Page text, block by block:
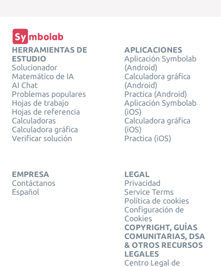
HERRAMIENTAS DE
ESTUDIO
Solucionador
Matemático de IA
AI Chat
Problemas populares
Hojas de trabajo
Hojas de referencia
Calculadoras
Calculadora gráfica
Verificar solución
APLICACIONES
Aplicación Symbolab
(Android)
Calculadora gráfica
(Android)
Practica (Android)
Aplicación Symbolab
(iOS)
Calculadora gráfica
(iOS)
Practica (iOS)
EMPRESA
Contáctanos
Español
LEGAL
Privacidad
Service Terms
Política de cookies
Configuración de
Cookies
COPYRIGHT, GUÍAS
COMUNITARIAS, DSA
& OTROS RECURSOS
LEGALES
Centro Legal de